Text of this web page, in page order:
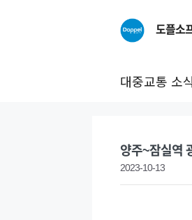
도플소
대중교통 소식
양주~잠실역
2023-10-13